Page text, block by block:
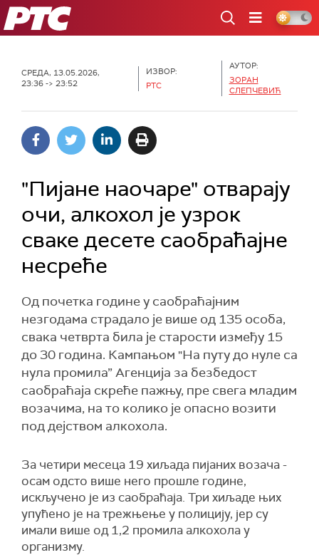
РТС
СРЕДА, 13.05.2026,
23:36 -> 23:52
ИЗВОР:
РТС
АУТОР:
ЗОРАН
СЛЕПЧЕВИЋ
"Пијане наочаре" отварају
очи, алкохол је узрок
сваке десете саобраћајне
несреће
Од почетка године у саобраћајним
незгодама страдало је више од 135 особа,
свака четврта била је старости између 15
до 30 година. Кампањом "На путу до нуле са
нула промила” Агенција за безбедост
саобраћаја скреће пажњу, пре свега младим
возачима, на то колико је опасно возити
под дејством алкохола.
За четири месеца 19 хиљада пијаних возача -
осам одсто више него прошле године,
искључено је из саобраћаја. Три хиљаде њих
упућено је на трежњење у полицију, јер су
имали више од 1,2 промила алкохола у
организму.